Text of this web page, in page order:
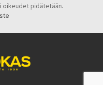
oikeudet pidätetään.